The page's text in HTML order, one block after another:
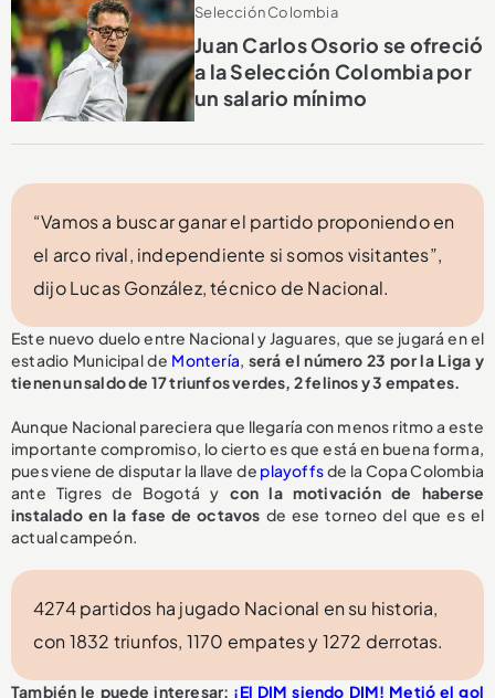
Selección Colombia
Juan Carlos Osorio se ofreció
a la Selección Colombia por
un salario mínimo
“Vamos a buscar ganar el partido proponiendo en
el arco rival, independiente si somos visitantes”,
dijo Lucas González, técnico de Nacional.
Este nuevo duelo entre Nacional y Jaguares, que se jugará en el
estadio Municipal de Montería será el número 23 por la Liga y
tienen un saldo de 17 triunfos verdes, 2 felinos y 3 empates.
Aunque Nacional pareciera que llegaría con menos ritmo a este
importante compromiso, lo cierto es que está en buena forma,
pues viene de disputar la llave de playoffsde la Copa Colombia
ante Tigres de Bogotá y con la motivación de haberse
instalado en la fase de octavos de ese torneo del que es el
actual campeón.
4274 partidos ha jugado Nacional en su historia,
con 1832 triunfos, 1170 empates y 1272 derrotas.
También le puede interesar: ¡El DIM siendo DIM! Metió el gol